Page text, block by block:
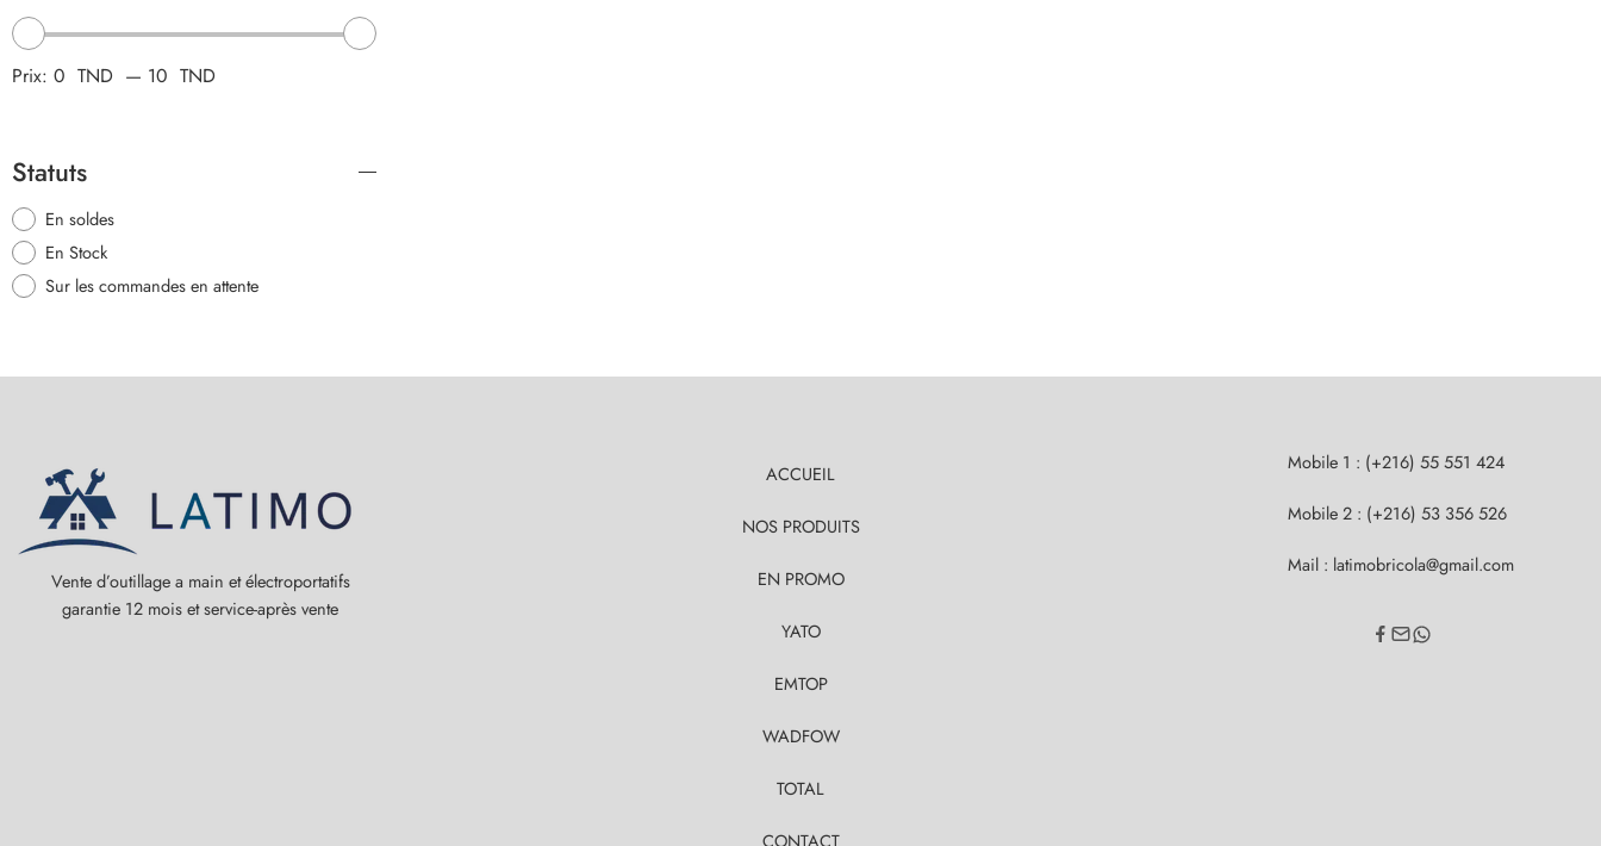
Prix: 0 TND — 10 TND
Statuts
En soldes
En Stock
Sur les commandes en attente
Vente d’outillage a main et électroportatifs
garantie 12 mois et service-après vente
ACCUEIL
NOS PRODUITS
EN PROMO
YATO
EMTOP
WADFOW
TOTAL
Mobile 1 : (+216) 55 551 424
Mobile 2 : (+216) 53 356 526
Mail : latimobricola@gmail.com